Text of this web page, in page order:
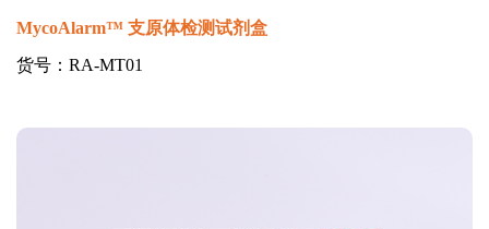
MycoAlarm™ 支原体检测试剂盒
货号：RA-MT01